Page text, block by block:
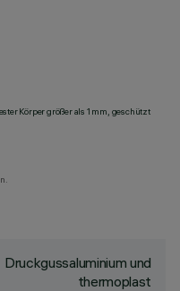
Körper größer als 1 mm, geschützt
Druckgussaluminium und
thermoplast